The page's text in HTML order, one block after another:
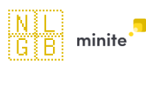
🇳🇱
🇬🇧